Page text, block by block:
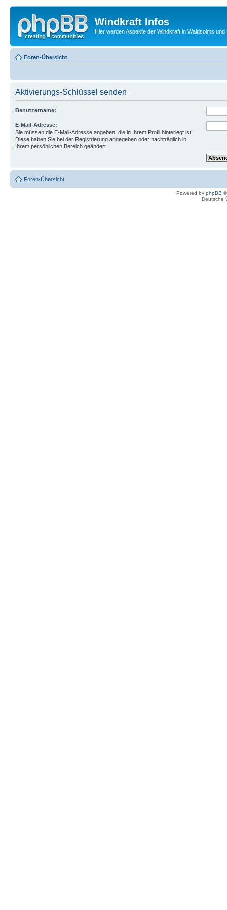
Windkraft Infos
Hier werden Aspekte der Windkraft in Waldsolms
Foren-Übersicht
Aktivierungs-Schlüssel senden
Benutzername:
E-Mail-Adresse:
Sie müssen die E-Mail-Adresse angeben, die in Ihrem Profil hinterlegt ist.
Diese haben Sie bei der Registrierung angegeben oder nachträglich in
Ihrem persönlichen Bereich geändert.
Foren-Übersicht
Powered by phpBB
Deutsche